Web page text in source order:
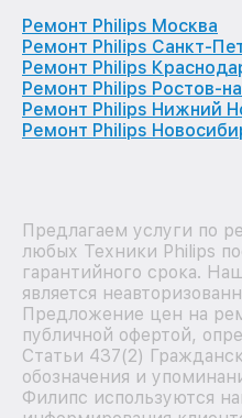
Ремонт Philips Москва
Ремонт Philips Санкт-
Ремонт Philips
Ремонт Philips Ростов-
Ремонт Philips Нижний
Ремонт Philips
Предлагаем услуги по
любых Техники Philips
гарантийного срока.
является
Предложение цен на
публичной офертой,
Статьи 437(2)
обозначения и
Филипс используются